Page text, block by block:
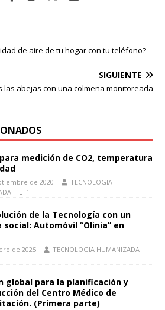
de aire de tu hogar con tu teléfono?
SIGUIENTE
las abejas con una colmena monitoreada
medición de CO2, temperatura
de 2020
TECNOLOGIA
1
de la Tecnología con un
social: Automóvil “Olinia” en
de 2025
TECNOLOGIA HUMANIZADA
global para la planificación y
del Centro Médico de
(Primera parte)